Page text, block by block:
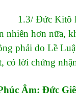
Đức Kitô là
nhiên hơn nữa,
phải do Lề
có lời chứng
Âm: Đức